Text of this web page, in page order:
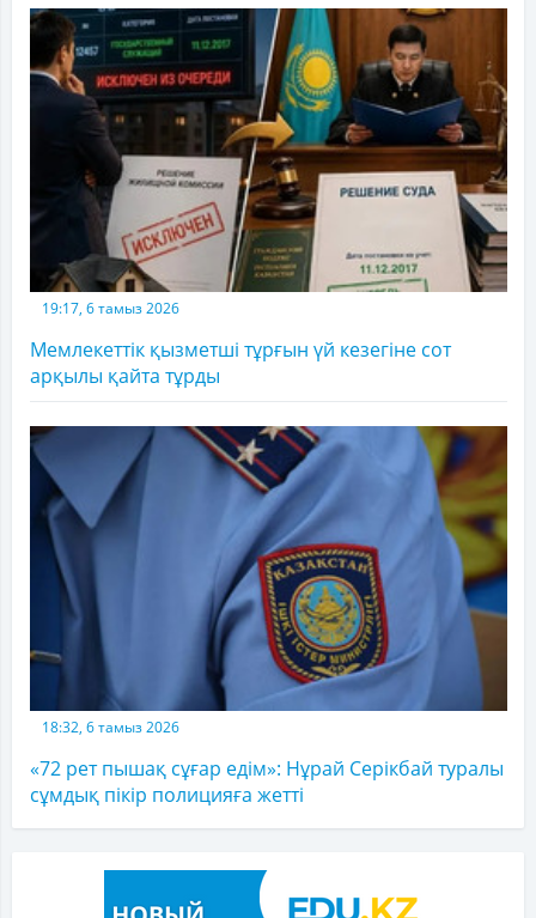
19:17, 6 тамыз 2026
Мемлекеттік қызметші тұрғын үй кезегіне сот
арқылы қайта тұрды
18:32, 6 тамыз 2026
«72 рет пышақ сұғар едім»: Нұрай Серікбай туралы
сұмдық пікір полицияға жетті